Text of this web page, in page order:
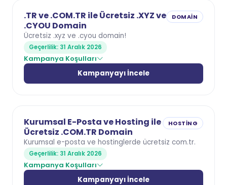
.TR ve .COM.TR ile Ücretsiz .XYZ ve
.CYOU Domain
DOMAIN
Ücretsiz .xyz ve .cyou domain!
Geçerlilik: 31 Aralık 2026
Kampanya Koşulları
Kampanyayı İncele
Kurumsal E-Posta ve Hosting ile
Ücretsiz .COM.TR Domain
HOSTING
Kurumsal e-posta ve hostinglerde ücretsiz com.tr.
Geçerlilik: 31 Aralık 2026
Kampanya Koşulları
Kampanyayı İncele